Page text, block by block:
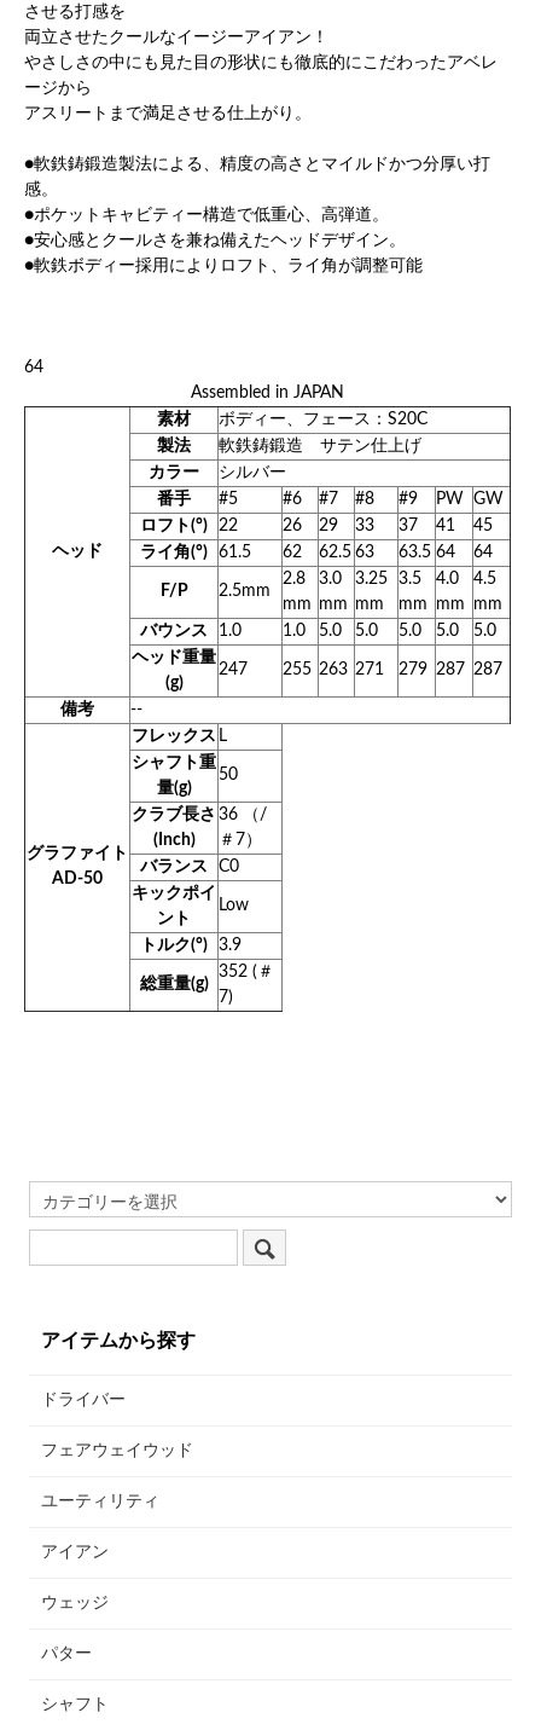
させる打感を
両立させたクールなイージーアイアン！
やさしさの中にも見た目の形状にも徹底的にこだわったアベレ
ージから
アスリートまで満足させる仕上がり。
●軟鉄鋳鍛造製法による、精度の高さとマイルドかつ分厚い打
感。
●ポケットキャビティー構造で低重心、高弾道。
●安心感とクールさを兼ね備えたヘッドデザイン。
●軟鉄ボディー採用によりロフト、ライ角が調整可能
64
Assembled in JAPAN
ヘッド
素材
ボディー、フェース：S20C
製法
軟鉄鋳鍛造 サテン仕上げ
カラー
シルバー
番手
#5 #6 #7 #8 #9 PW
GW
ロフト(°)
22 26 29 33 37 41
45
ライ角(°)
61.5 62 62.5 63 63.5 64 64
F/P 2.5mm
2.8
mm
3.0
mm
3.25
mm
3.5
mm
4.0
mm
4.5
mm
バウンス
1.0 1.0 5.0 5.0 5.0 5.0
5.0
ヘッド重量
(g)
247 255 263 271 279 287 287
備考 --
グラファイト
AD-50
フレックス L
シャフト重
量(g)
50
クラブ長さ
(Inch)
36 （/
＃7）
バランス
C0
キックポイ
ント
Low
トルク(°) 3.9
総重量(g)
352 (＃
7)
アイテムから探す
ドライバー
フェアウェイウッド
ユーティリティ
アイアン
ウェッジ
パター
シャフト